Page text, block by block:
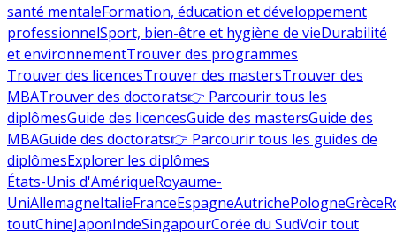
santé mentaleFormation, éducation et développement
professionnelSport, bien-être et hygiène de vieDurabilité
et environnementTrouver des programmes
Trouver des licencesTrouver des mastersTrouver des
MBATrouver des doctorats👉 Parcourir tous les
diplômesGuide des licencesGuide des mastersGuide des
MBAGuide des doctorats👉 Parcourir tous les guides de
diplômesExplorer les diplômes
États-Unis d'AmériqueRoyaume-
UniAllemagneItalieFranceEspagneAutrichePologneGrèce
toutChineJaponIndeSingapourCorée du SudVoir tout